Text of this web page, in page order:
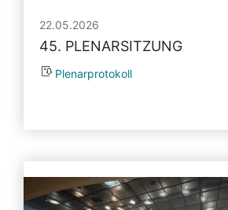
22.05.2026
45. PLENARSITZUNG
Plenarprotokoll